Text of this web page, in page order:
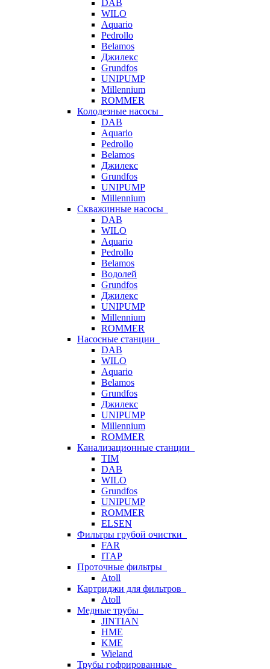
DAB
WILO
Aquario
Pedrollo
Belamos
Джилекс
Grundfos
UNIPUMP
Millennium
ROMMER
Колодезные насосы
DAB
Aquario
Pedrollo
Belamos
Джилекс
Grundfos
UNIPUMP
Millennium
Скважинные насосы
DAB
WILO
Aquario
Pedrollo
Belamos
Водолей
Grundfos
Джилекс
UNIPUMP
Millennium
ROMMER
Насосные станции
DAB
WILO
Aquario
Belamos
Grundfos
Джилекс
UNIPUMP
Millennium
ROMMER
Канализационные станции
TIM
DAB
WILO
Grundfos
UNIPUMP
ROMMER
ELSEN
Фильтры грубой очистки
FAR
ITAP
Проточные фильтры
Atoll
Картриджи для фильтров
Atoll
Медные трубы
JINTIAN
HME
KME
Wieland
Трубы гофрированные